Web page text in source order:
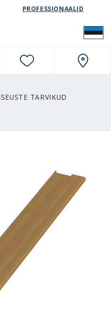
PROFESSIONAALID
TARVIKUD